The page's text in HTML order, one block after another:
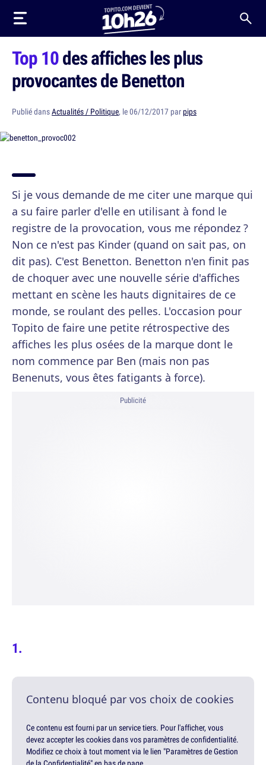
Top 10des affiches les plus
provocantes de Benetton
Publié dansActualités / Politique, le 06/12/2017 parpips
Si je vous demande de me citer une marque qui
a su faire parler d'elle en utilisant à fond le
registre de la provocation, vous me répondez ?
Non ce n'est pas Kinder (quand on sait pas, on
dit pas). C'est Benetton. Benetton n'en finit pas
de choquer avec une nouvelle série d'affiches
mettant en scène les hauts dignitaires de ce
monde, se roulant des pelles. L'occasion pour
Topito de faire une petite rétrospective des
affiches les plus osées de la marque dont le
nom commence par Ben (mais non pas
Benenuts, vous êtes fatigants à force).
Publicité
Contenu bloqué par vos choix de cookies
Ce contenu est fourni par un service tiers. Pour l'afficher, vous
devez accepter les cookies dans vos paramètres de confidentialité.
Modifiez ce choix à tout moment via le lien "Paramètres de Gestion